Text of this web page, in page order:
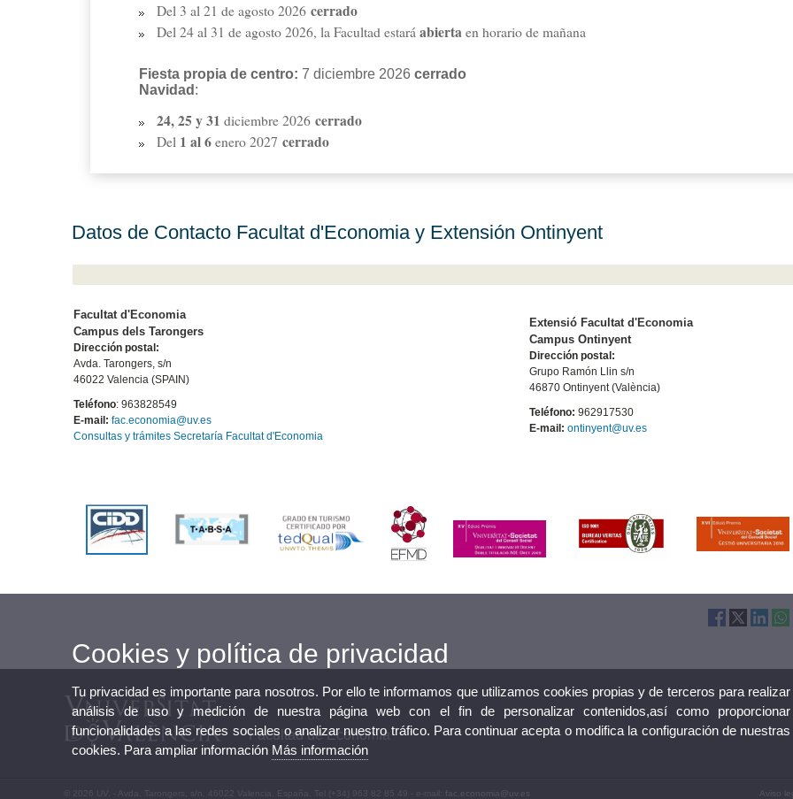
Del 3 al 21 de agosto 2026 cerrado
Del 24 al 31 de agosto 2026, la Facultad estará abierta en horario de mañana
Fiesta propia de centro:7 diciembre 2026cerrado
Navidad :
24, 25 y 31 diciembre 2026 cerrado
Del 1 al 6 enero 2027 cerrado
Datos de Contacto Facultat d'Economia y Extensión Ontinyent
Facultat d'Economia
Campus dels Tarongers
Dirección postal:
Avda. Tarongers, s/n
46022 Valencia (SPAIN)
Teléfono: 963828549
E-mail:fac.economia@uv.es
Consultas y trámites Secretaría Facultat d'Economia
Extensió Facultat d'Economia
Campus Ontinyent
Dirección postal:
Grupo Ramón Llin s/n
46870 Ontinyent (València)
Teléfono: 962917530
E-mail: ontinyent@uv.es
Facultad de Economía
© 2026 UV. - Avda. Tarongers, s/n. 46022 Valencia. España. Tel (+34) 963 82 85 49 - e-mail: fac.economia@uv.es Aviso
Cookies y política de privacidad
Tu privacidad es importante para nosotros. Por ello te informamos que utilizamos cookies propias y de terceros para realizar
análisis de uso y medición de nuestra página web con el fin de personalizar contenidos,así como proporcionar
funcionalidades a las redes sociales o analizar nuestro tráfico. Para continuar acepta o modifica la configuración de nuestras
cookies. Para ampliar información Más información